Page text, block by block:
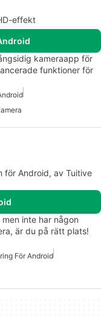
effekt
kameraapp för
funktioner för
för Android, av Tuitive
inte har någon
är du på rätt plats!
För Android